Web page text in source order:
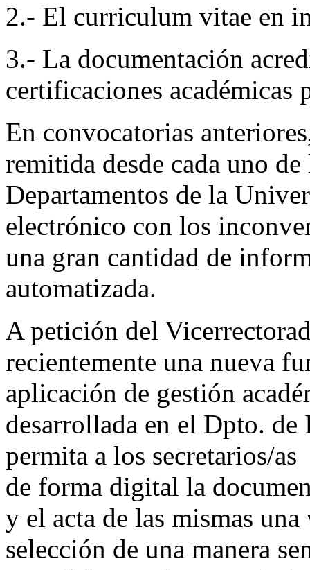
2.- El curriculum vitae en
3.- La documentación
certificaciones académicas
En convocatorias
remitida desde cada uno
Departamentos de la
electrónico con los
una gran cantidad de
automatizada.
A petición del
recientemente una nueva
aplicación de gestión
desarrollada en el Dpto.
permita a los secretarios/
de forma digital la
y el acta de las mismas
selección de una manera